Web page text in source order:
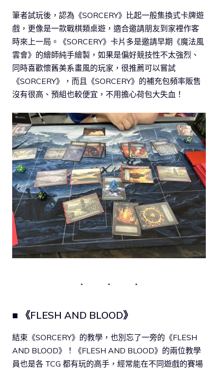
筆者試玩後，認為《SORCERY》比起一般集換式卡牌遊
戲，更像是一款戰棋類桌遊，適合邀請朋友到家裡作客
時來上一局。《SORCERY》卡片多是邀請早期《魔法風
雲會》的繪師純手繪製，如果是偏好競技性不太強烈、
同時喜歡懷舊美系畫風的玩家，很推薦可以嘗試
《SORCERY》，而且《SORCERY》的補充包頻率販售
沒有很高、預組也較便宜，不用擔心荷包大失血！
■ 《FLESH AND BLOOD》
結束《SORCERY》的教學，也別忘了一旁的《FLESH
AND BLOOD》！《FLESH AND BLOOD》的兩位教學
員也是各 TCG 都有玩的高手，經常能在不同遊戲的賽場